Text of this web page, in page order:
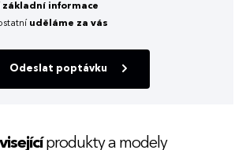
základní informace
uděláme za vás
Odeslat poptávku
produkty a modely